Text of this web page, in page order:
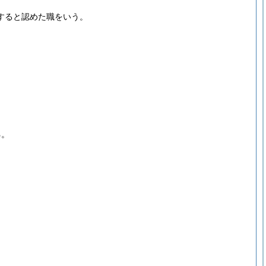
と認めた職をいう。